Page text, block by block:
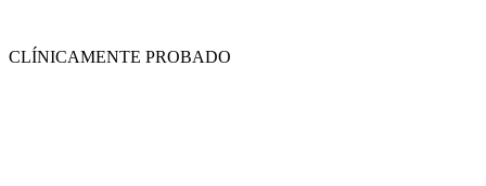
CLÍNICAMENTE PROBADO